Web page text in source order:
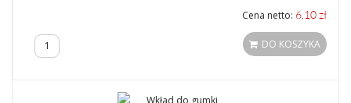
Cena netto: 6,10 zł
DO KOSZYKA